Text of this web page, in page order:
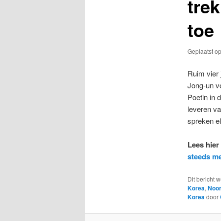
toe
Geplaatst op
Ruim vier
Jong-un
Poetin in
leveren
spreken
Lees
steeds
Dit bericht
Korea,
Koreadoor